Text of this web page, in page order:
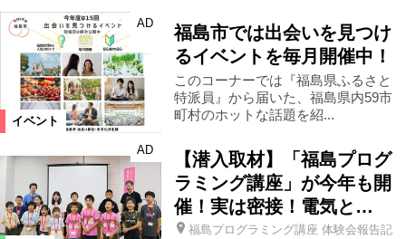
イベント
AD
福島市では出会いを見つけ
るイベントを毎月開催中！
このコーナーでは『福島県ふるさと
特派員』から届いた、福島県内59市
町村のホットな話題を紹...
AD
【潜入取材】「福島プログ
ラミング講座」が今年も開
催！実は密接！電気と…
福島プログラミング講座 体験会報告記